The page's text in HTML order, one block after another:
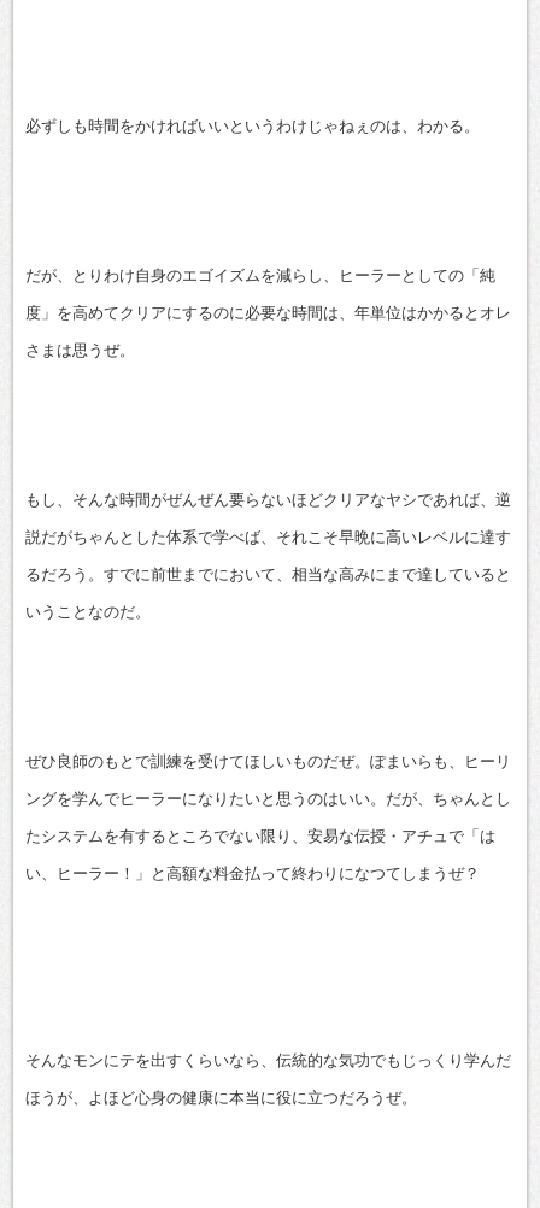
必ずしも時間をかければいいというわけじゃねぇのは、わかる。
だが、とりわけ自身のエゴイズムを減らし、ヒーラーとしての「純
度」を高めてクリアにするのに必要な時間は、年単位はかかるとオレ
さまは思うぜ。
もし、そんな時間がぜんぜん要らないほどクリアなヤシであれば、逆
説だがちゃんとした体系で学べば、それこそ早晩に高いレベルに達す
るだろう。すでに前世までにおいて、相当な高みにまで達していると
いうことなのだ。
ぜひ良師のもとで訓練を受けてほしいものだぜ。ぽまいらも、ヒーリ
ングを学んでヒーラーになりたいと思うのはいい。だが、ちゃんとし
たシステムを有するところでない限り、安易な伝授・アチュで「は
い、ヒーラー！」と高額な料金払って終わりになつてしまうぜ？
そんなモンにテを出すくらいなら、伝統的な気功でもじっくり学んだ
ほうが、よほど心身の健康に本当に役に立つだろうぜ。